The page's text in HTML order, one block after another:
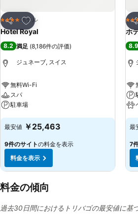
シェア
お気に入りに追加
4 ホテルのランク
ホテル
Hotel Royal
8.2 満足 (8,186件の評価)
ジュネーブ, スイス
無料Wi-Fi
スパ
駐車場
料金を表示
最安値 ￥25,463
9件のサイトの料金を表示
料金を表示
3 ホ
ホ
8.9
最
7
料金の傾向
過去30日間におけるトリバゴの最安値に基